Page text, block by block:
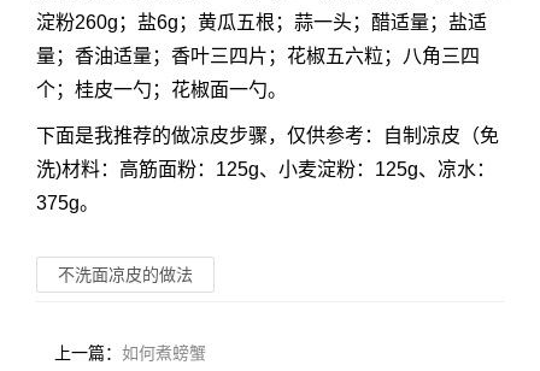
淀粉260g；盐6g；黄瓜五根；蒜一头；醋适量；盐适
量；香油适量；香叶三四片；花椒五六粒；八角三四
个；桂皮一勺；花椒面一勺。
下面是我推荐的做凉皮步骤，仅供参考：自制凉皮（免
洗)材料：高筋面粉：125g、小麦淀粉：125g、凉水：
375g。
不洗面凉皮的做法
上一篇： 如何煮螃蟹